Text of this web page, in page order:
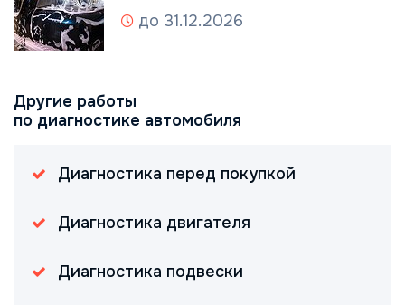
до 31.12.2026
Другие работы
по диагностике автомобиля
Диагностика перед покупкой
Диагностика двигателя
Диагностика подвески